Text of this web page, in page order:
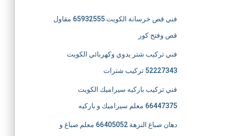
فني قص خرسانة الكويت 65932555 مقاول
قص وفتح كور
فني تركيب شتر يدوي وكهربائي الكويت
52227343 تركيب شترات
فني تركيب باركيه سيراميك الكويت
66447375 معلم سيراميك و باركيه
دهان صباغ النزهة 66405052 معلم صباغ و